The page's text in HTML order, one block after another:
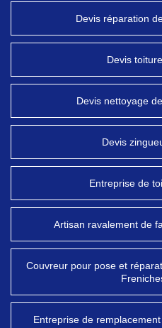
Devis réparation
Devis
Devis nettoyage
Devis
Entreprise de
Artisan ravalement de
Couvreur pour pose et
Entreprise de